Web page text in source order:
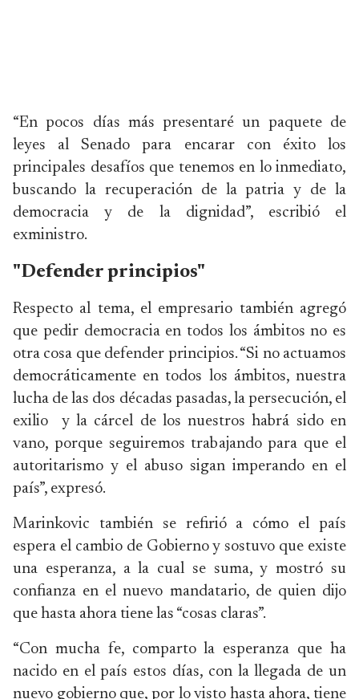
“En pocos días más presentaré un paquete de
leyes al Senado para encarar con éxito los
principales desafíos que tenemos en lo inmediato,
buscando la recuperación de la patria y de la
democracia y de la dignidad”, escribió el
exministro.
"Defender principios"
Respecto al tema, el empresario también agregó
que pedir democracia en todos los ámbitos no es
otra cosa que defender principios. “Si no actuamos
democráticamente en todos los ámbitos, nuestra
lucha de las dos décadas pasadas, la persecución, el
exilio y la cárcel de los nuestros habrá sido en
vano, porque seguiremos trabajando para que el
autoritarismo y el abuso sigan imperando en el
país”, expresó.
Marinkovic también se refirió a cómo el país
espera el cambio de Gobierno y sostuvo que existe
una esperanza, a la cual se suma, y mostró su
confianza en el nuevo mandatario, de quien dijo
que hasta ahora tiene las “cosas claras”.
“Con mucha fe, comparto la esperanza que ha
nacido en el país estos días, con la llegada de un
nuevo gobierno que, por lo visto hasta ahora, tiene